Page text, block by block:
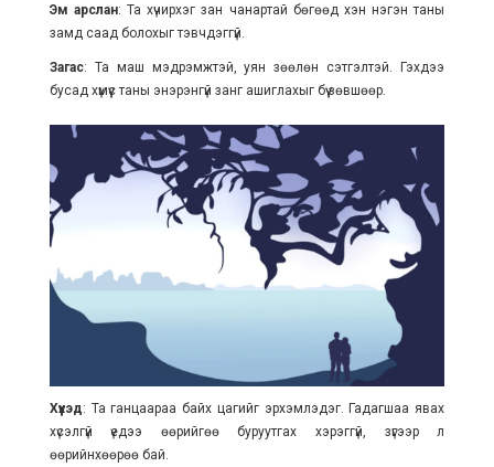
Эм арслан: Та хүчирхэг зан чанартай бөгөөд хэн нэгэн таны
замд саад болохыг тэвчдэггүй.
Загас: Та маш мэдрэмжтэй, уян зөөлөн сэтгэлтэй. Гэхдээ
бусад хүмүүс таны энэрэнгүй занг ашиглахыг бүү зөвшөөр.
Хүүхэд: Та ганцаараа байх цагийг эрхэмлэдэг. Гадагшаа явах
хүсэлгүй үедээ өөрийгөө буруутгах хэрэггүй, зүгээр л
өөрийнхөөрөө бай.